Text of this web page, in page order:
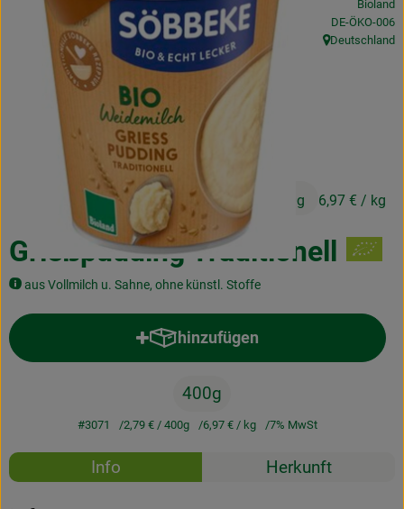
Kochen & Backen
Naturkost
Drogerie
Über uns
Nützliches
Veranstaltungen
Grießpudding Traditionell
aus Vollmilch u. Sahne, ohne künstl. Stoffe
2,79 € / 400g 6,97 € / kg
Bioland
, Kontrollstelle:
DE-ÖKO-006
, Herkunft:
Deutschland
hinzufügen
Produkt zum Warenkorb
400g
#3071 2,79 € / 400g 6,97 € / kg 7% MwSt
Rezepte
Info Herkunft